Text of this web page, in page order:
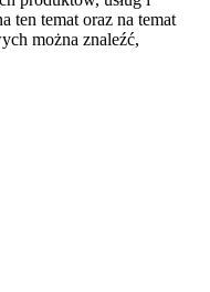
ten temat oraz na temat
można znaleźć,